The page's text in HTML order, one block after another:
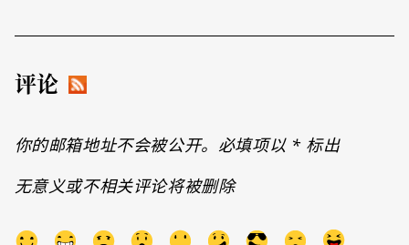
评论
你的邮箱地址不会被公开。必填项以 *标出
无意义或不相关评论将被删除